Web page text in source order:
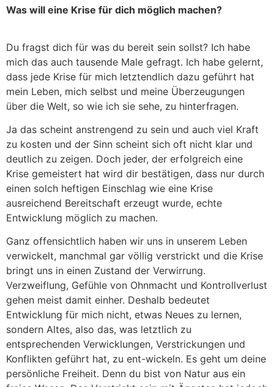
Was will eine Krise für dich möglich machen?
Du fragst dich für was du bereit sein sollst? Ich habe
mich das auch tausende Male gefragt. Ich habe gelernt,
dass jede Krise für mich letztendlich dazu geführt hat
mein Leben, mich selbst und meine Überzeugungen
über die Welt, so wie ich sie sehe, zu hinterfragen.
Ja das scheint anstrengend zu sein und auch viel Kraft
zu kosten und der Sinn scheint sich oft nicht klar und
deutlich zu zeigen. Doch jeder, der erfolgreich eine
Krise gemeistert hat wird dir bestätigen, dass nur durch
einen solch heftigen Einschlag wie eine Krise
ausreichend Bereitschaft erzeugt wurde, echte
Entwicklung möglich zu machen.
Ganz offensichtlich haben wir uns in unserem Leben
verwickelt, manchmal gar völlig verstrickt und die Krise
bringt uns in einen Zustand der Verwirrung.
Verzweiflung, Gefühle von Ohnmacht und Kontrollverlust
gehen meist damit einher. Deshalb bedeutet
Entwicklung für mich nicht, etwas Neues zu lernen,
sondern Altes, also das, was letztlich zu
entsprechenden Verwicklungen, Verstrickungen und
Konflikten geführt hat, zu ent-wickeln. Es geht um deine
persönliche Freiheit. Denn du bist von Natur aus ein